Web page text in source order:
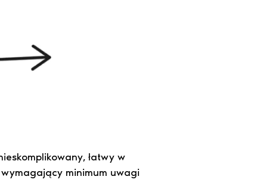
łatwy w
minimum uwagi